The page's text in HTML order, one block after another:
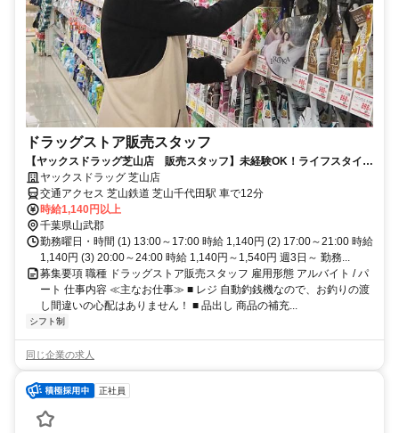
ドラッグストア販売スタッフ
【ヤックスドラッグ芝山店 販売スタッフ】未経験OK！ライフスタイル
に合わせて働けます◎
ヤックスドラッグ 芝山店
交通アクセス 芝山鉄道 芝山千代田駅 車で12分
時給1,140円以上
千葉県山武郡
勤務曜日・時間 (1) 13:00～17:00 時給 1,140円 (2) 17:00～21:00 時給
1,140円 (3) 20:00～24:00 時給 1,140円～1,540円 週3日～ 勤務...
募集要項 職種 ドラッグストア販売スタッフ 雇用形態 アルバイト / パ
ート 仕事内容 ≪主なお仕事≫ ■ レジ 自動釣銭機なので、お釣りの渡
し間違いの心配はありません！ ■ 品出し 商品の補充...
シフト制
同じ企業の求人
正社員